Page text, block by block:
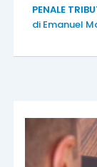
PENALE
di Emanuel